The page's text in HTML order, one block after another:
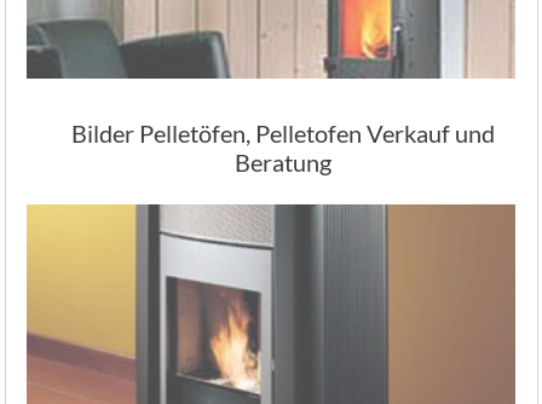
Bilder Pelletöfen, Pelletofen Verkauf und
Beratung